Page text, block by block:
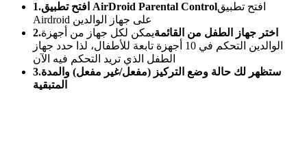
1.افتح تطبيق AirDroid Parental Controlافتح تطبيق
Airdroid على جهاز الوالدين
2.اختر جهاز الطفل من القائمةيمكن لكل جهاز من أجهزة
الوالدين التحكم في 10 أجهزة تابعة للأطفال، لذا حدد جهاز
الطفل الذي تريد التحكم فيه الآن
3.ستظهر لك حالة وضع التركيز (مفعل/غير مفعل) والمدة
المتبقية